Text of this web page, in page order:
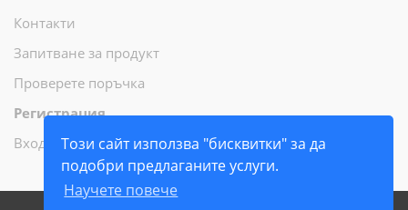
Този сайт използва "бисквитки" за да
подобри предлаганите услуги.
Научете повече
Контакти
Запитване за продукт
Проверете поръчка
Регистрация
Вход